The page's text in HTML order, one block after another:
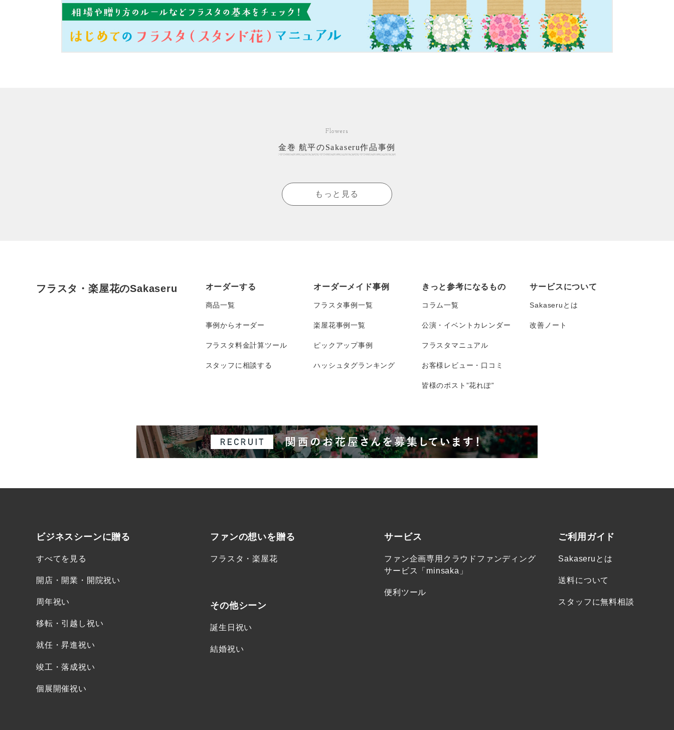
Flowers
金巻 航平のSakaseru作品事例
もっと見る
フラスタ・楽屋花のSakaseru オーダーする
商品一覧
事例からオーダー
フラスタ料金計算ツール
スタッフに相談する
オーダーメイド事例
フラスタ事例一覧
楽屋花事例一覧
ピックアップ事例
ハッシュタグランキング
きっと参考になるもの
コラム一覧
公演・イベントカレンダー
フラスタマニュアル
お客様レビュー・口コミ
皆様のポスト”花れぽ”
サービスについて
Sakaseruとは
改善ノート
ビジネスシーンに贈る
すべてを見る
開店・開業・開院祝い
周年祝い
移転・引越し祝い
就任・昇進祝い
竣工・落成祝い
個展開催祝い
ファンの想いを贈る
フラスタ・楽屋花
その他シーン
誕生日祝い
結婚祝い
サービス
ファン企画専用クラウドファンディング
サービス「minsaka」
便利ツール
ご利用ガイド
Sakaseruとは
送料について
スタッフに無料相談